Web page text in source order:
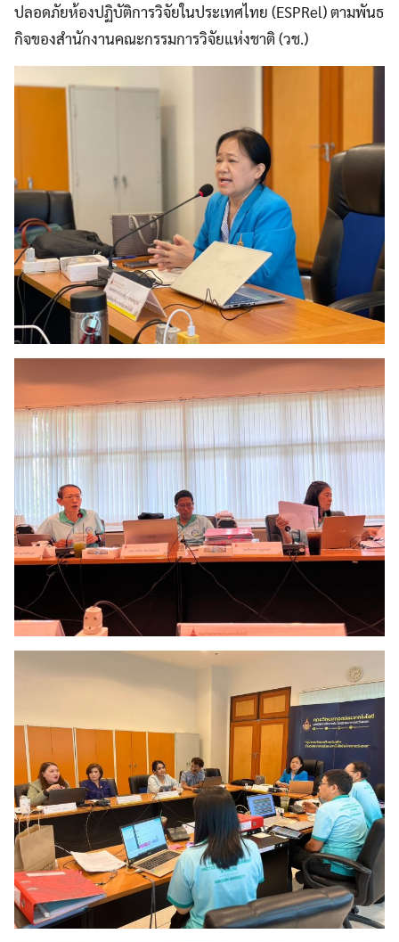
ปลอดภัยห้องปฏิบัติการวิจัยในประเทศไทย (ESPRel) ตามพันธ
กิจของสำนักงานคณะกรรมการวิจัยแห่งชาติ (วช.)